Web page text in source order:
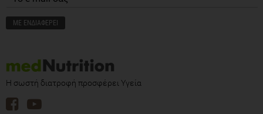
Η σωστή διατροφή προσφέρει Υγεία